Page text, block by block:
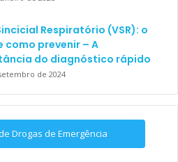
Respiratório (VSR): o
como prevenir – A
do diagnóstico rápido
de 2024
Drogas de Emergência